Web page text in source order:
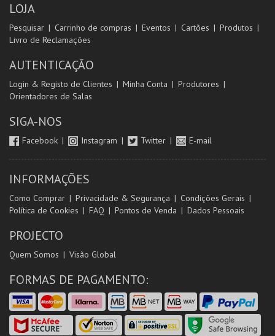
LOJA
Pesquisar Carrinho de compras Eventos Cartões
Produtos
Livro de Reclamações
AUTENTICAÇÃO
Login & Registo de Clientes Minha Conta
Produtores
Orientadores de Salas
SIGA-NOS
Facebook Instagram Twitter E-mail
INFORMAÇÕES
Como Comprar Privacidade & Segurança
Condições Gerais
Política de Cookies
FAQ Pontos de Venda Dados Pessoais
PROJECTO
Quem Somos Visão Global
FORMAS DE PAGAMENTO: